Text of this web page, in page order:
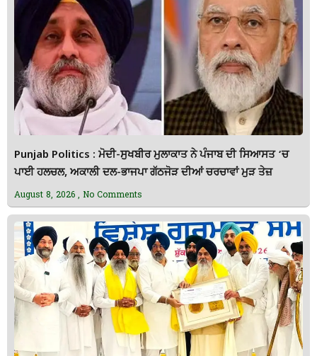
Punjab Politics : ਮੋਦੀ-ਸੁਖਬੀਰ ਮੁਲਾਕਾਤ ਨੇ ਪੰਜਾਬ ਦੀ ਸਿਆਸਤ ‘ਚ
ਪਾਈ ਹਲਚਲ, ਅਕਾਲੀ ਦਲ-ਭਾਜਪਾ ਗੱਠਜੋੜ ਦੀਆਂ ਚਰਚਾਵਾਂ ਮੁੜ ਤੇਜ਼
August 8, 2026 No Comments